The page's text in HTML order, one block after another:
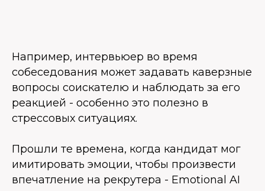
Например, интервьюер во время
собеседования может задавать каверзные
вопросы соискателю и наблюдать за его
реакцией - особенно это полезно в
стрессовых ситуациях.
Прошли те времена, когда кандидат мог
имитировать эмоции, чтобы произвести
впечатление на рекрутера - Emotional AI